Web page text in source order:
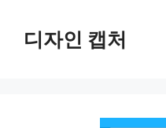
디자인 캡처